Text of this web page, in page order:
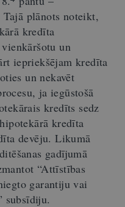
plānots noteikt,
kredīta
un
iepriekšējam kredīta
un nekavēt
ja iegūstošā
kredīts sedz
kredīta
devēju. Likumā
gadījumā
“Attīstības
garantiju vai
subsīdiju.